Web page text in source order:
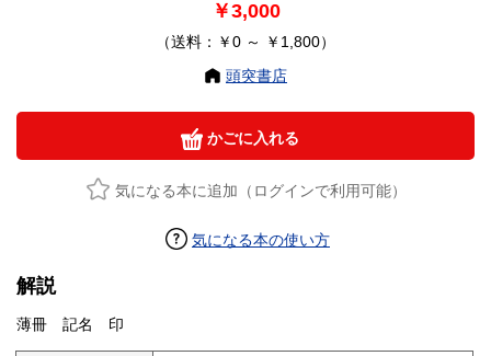
￥3,000
（送料：￥0 ～ ￥1,800）
頭突書店
かごに入れる
気になる本に追加（ログインで利用可能）
気になる本の使い方
解説
薄冊 記名 印